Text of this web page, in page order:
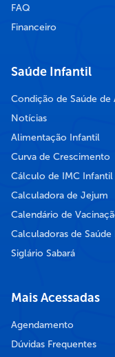
FAQ
Financeiro
Saúde Infantil
Condição de Saúde de
Notícias
Alimentação Infantil
Curva de Crescimento
Cálculo de IMC Infantil
Calculadora de Jejum
Calendário de
Calculadoras de
Siglário Sabará
Mais Acessadas
Agendamento
Dúvidas Frequentes